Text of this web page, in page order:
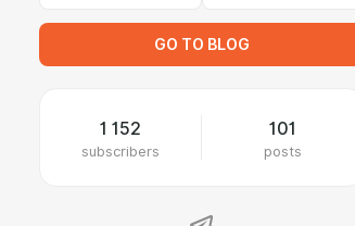
GO TO BLOG
1 152
subscribers
101
posts